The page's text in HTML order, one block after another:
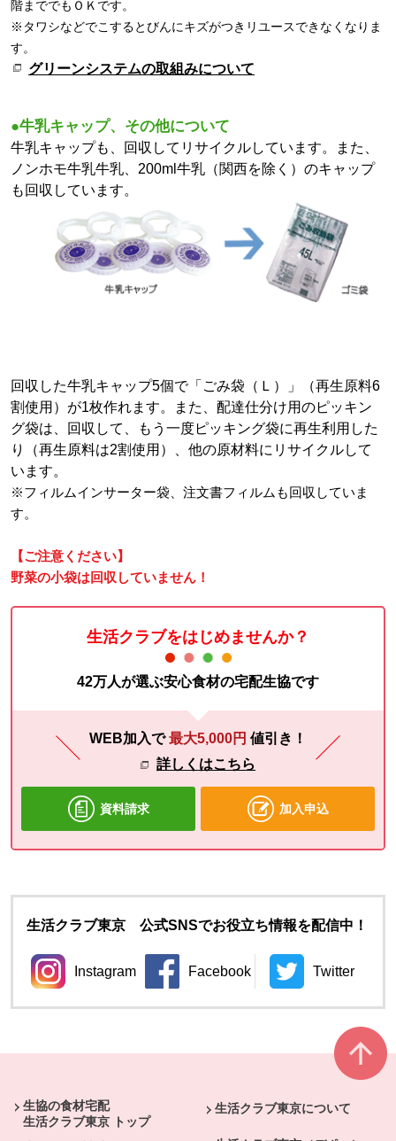
階まででもＯＫです。
※タワシなどでこするとびんにキズがつきリユースできなくなりま
す。
グリーンシステムの取組みについて
●牛乳キャップ、その他について
牛乳キャップも、回収してリサイクルしています。また、
ノンホモ牛乳牛乳、200ml牛乳（関西を除く）のキャップ
も回収しています。
回収した牛乳キャップ5個で「ごみ袋（Ｌ）」（再生原料6
割使用）が1枚作れます。また、配達仕分け用のピッキン
グ袋は、回収して、もう一度ピッキング袋に再生利用した
り（再生原料は2割使用）、他の原材料にリサイクルして
います。
※フィルムインサーター袋、注文書フィルムも回収していま
す。
【ご注意ください】
野菜の小袋は回収していません！
生活クラブをはじめませんか？
42万人が選ぶ安心食材の宅配生協です
WEB加入で最大5,000円 値引き！
詳しくはこちら
資料請求 加入申込
生活クラブ東京 公式SNSでお役立ち情報を配信中！
Instagram
別のウィンドウで開きます。
Facebook
別のウィンドウで開きます。
Twitter
別のウィン
生協の食材宅配
生活クラブ東京 トップ
生活クラブ東京について